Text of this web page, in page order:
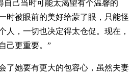
自己当时可能太渴望有个温馨的
时被眼前的美好给蒙了眼，只能怪
人，一切也决定得太仓促。现在，
己更重要。”
了她要有更大的包容心，虽然夫妻